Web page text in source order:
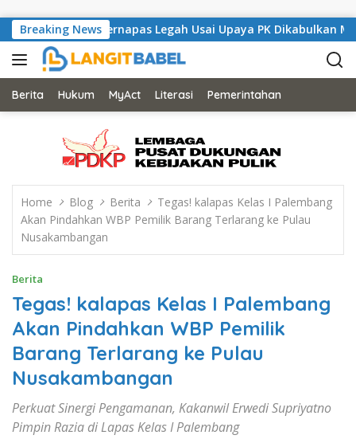
Breaking News
Bernapas Legah Usai Upaya PK Dikabulkan MA
Berita Hukum MyAct Literasi Pemerintahan
Home Blog Berita
Tegas! kalapas Kelas I Palembang
Akan Pindahkan WBP Pemilik Barang Terlarang ke Pulau
Nusakambangan
Berita
Tegas! kalapas Kelas I Palembang
Akan Pindahkan WBP Pemilik
Barang Terlarang ke Pulau
Nusakambangan
Perkuat Sinergi Pengamanan, Kakanwil Erwedi Supriyatno
Pimpin Razia di Lapas Kelas I Palembang